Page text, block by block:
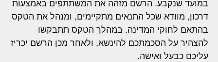
במועד שנקבע. הרשם מזהה את המשתתפים באמצעות
דרכון, מוודא שכל התנאים מתקיימים, ומנהל את הטקס
בהתאם לחוקי המדינה. במהלך הטקס תתבקשו
להצהיר על הסכמתכם להינשא, ולאחר מכן הרשם יכריז
עליכם כבעל ואישה.